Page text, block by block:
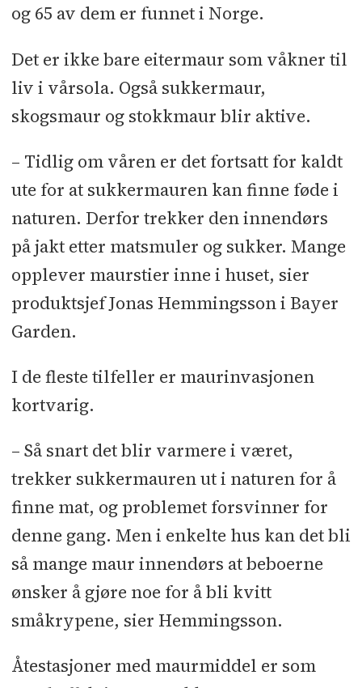
og 65 av dem er funnet i Norge.
Det er ikke bare eitermaur som våkner til
liv i vårsola. Også sukkermaur,
skogsmaur og stokkmaur blir aktive.
– Tidlig om våren er det fortsatt for kaldt
ute for at sukkermauren kan finne føde i
naturen. Derfor trekker den innendørs
på jakt etter matsmuler og sukker. Mange
opplever maurstier inne i huset, sier
produktsjef Jonas Hemmingsson i Bayer
Garden.
I de fleste tilfeller er maurinvasjonen
kortvarig.
– Så snart det blir varmere i været,
trekker sukkermauren ut i naturen for å
finne mat, og problemet forsvinner for
denne gang. Men i enkelte hus kan det bli
så mange maur innendørs at beboerne
ønsker å gjøre noe for å bli kvitt
småkrypene, sier Hemmingsson.
Åtestasjoner med maurmiddel er som